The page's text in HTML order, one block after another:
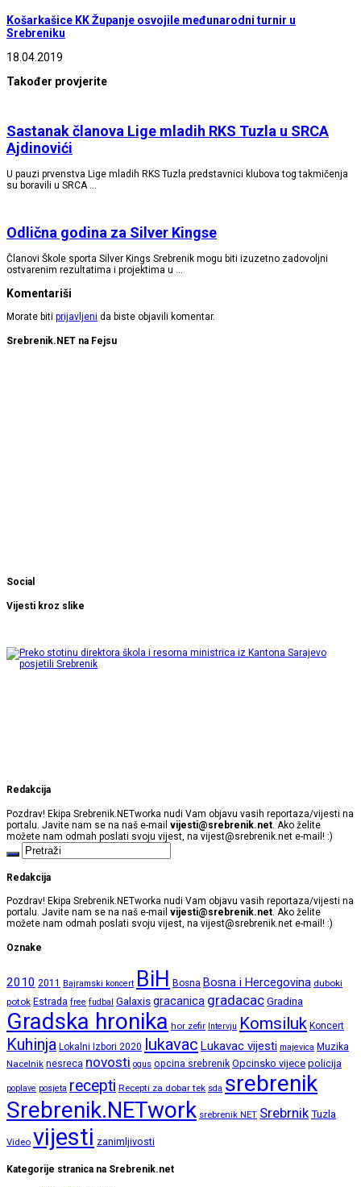
Košarkašice KK Županje osvojile međunarodni turnir u
Srebreniku
18.04.2019
Također provjerite
Sastanak članova Lige mladih RKS Tuzla u SRCA
Ajdinovići
U pauzi prvenstva Lige mladih RKS Tuzla predstavnici klubova tog takmičenja
su boravili u SRCA …
Odlična godina za Silver Kingse
Članovi Škole sporta Silver Kings Srebrenik mogu biti izuzetno zadovoljni
ostvarenim rezultatima i projektima u …
Komentariši
Morate biti prijavljeni da biste objavili komentar.
Srebrenik.NET na Fejsu
Social
Vijesti kroz slike
Redakcija
Pozdrav! Ekipa Srebrenik.NETworka nudi Vam objavu vasih reportaza/vijesti na
portalu. Javite nam se na naš e-mail vijesti@srebrenik.net . Ako želite
možete nam odmah poslati svoju vijest, na vijest@srebrenik.net e-mail! :)
Redakcija
Pozdrav! Ekipa Srebrenik.NETworka nudi Vam objavu vasih reportaza/vijesti na
portalu. Javite nam se na naš e-mail vijesti@srebrenik.net. Ako želite
možete nam odmah poslati svoju vijest, na vijest@srebrenik.net e-mail! :)
Oznake
2010 2011 Bajramski koncert BiH Bosna Bosna i Hercegovina duboki
potok Estrada free fudbal Galaxis gracanica gradacac Gradina
Gradska hronika hor zefir Intervju Komsiluk Koncert
Kuhinja Lokalni Izbori 2020 lukavac Lukavac vijesti majevica Muzika
Nacelnik nesreca novosti ogus opcina srebrenik Opcinsko vijece policija
poplave posjeta recepti Recepti za dobar tek sda srebrenik
Srebrenik.NETwork srebrenik NET Srebrnik Tuzla
Video vijesti zanimljivosti
Kategorije stranica na Srebrenik.net